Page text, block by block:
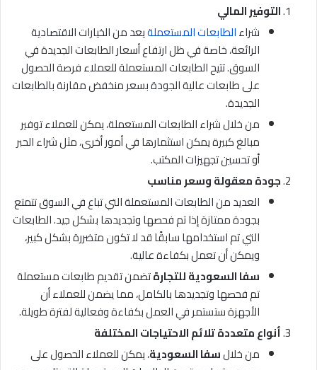
التوفير المالي
شراءالطابعات المستعملةيعد من الخيارات الاقتصادية
الرائعة، خاصة في ظل ارتفاع أسعار الطابعات الجديدة في
السوق. تتيح الطابعات المستعملة للعملاء فرصة الحصول
على طابعات عالية الجودة بسعر منخفض مقارنة بالطابعات
الجديدة.
من خلال شراء الطابعات المستعملة، يمكن للعملاء توفير
مبالغ كبيرة يمكن استثمارها في أمور أخرى، مثل شراء الحبر
أو تحسين تجهيزات المكتب.
جودة معقولة وسعر مناسب
العديد من الطابعات المستعملة التي تباع في السوق تتمتع
بجودة ممتازة إذا تم فحصها وتجديدها بشكل جيد. الطابعات
التي تم استخدامها سابقًا قد لا تكون متضررة بشكل كبير،
ويمكن أن تعمل بكفاءة عالية.
سفا السعودية للتجارةتضمن تقديم طابعات مستعملة
تم فحصها وتجديدها بالكامل، مما يضمن للعملاء أن
الأجهزة ستستمر في العمل بكفاءة وفعالية لفترة طويلة.
أنواع متعددة تلائم الاحتياجات المختلفة
من خلالسفا السعودية، يمكن للعملاء الحصول على